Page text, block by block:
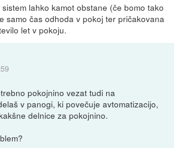
lahko kamot obstane (če bomo tako
samo čas odhoda v pokoj ter pričakovana
let v pokoju.
pokojnino vezat tudi na
v panogi, ki povečuje avtomatizacijo,
delnice za pokojnino.